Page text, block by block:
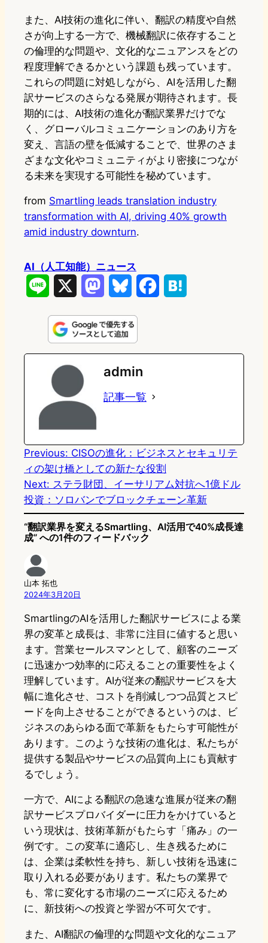
また、AI技術の進化に伴い、翻訳の精度や自然
さが向上する一方で、機械翻訳に依存すること
の倫理的な問題や、文化的なニュアンスをどの
程度理解できるかという課題も残っています。
これらの問題に対処しながら、AIを活用した翻
訳サービスのさらなる発展が期待されます。長
期的には、AI技術の進化が翻訳業界だけでな
く、グローバルコミュニケーションのあり方を
変え、言語の壁を低減することで、世界のさま
ざまな文化やコミュニティがより密接につなが
る未来を実現する可能性を秘めています。
from Smartling leads translation industry
transformation with AI, driving 40% growth
amid industry downturn.
AI（人工知能）ニュース
n
e
s
t
o
d
n
u
e
s
k
e
k
e
admin
記事一覧
Previous: CISOの進化：ビジネスとセキュリテ
ィの架け橋としての新たな役割
Next: ステラ財団、イーサリアム対抗へ1億ドル
投資：ソロバンでブロックチェーン革新
“翻訳業界を変えるSmartling、AI活用で40%成長達
成” への1件のフィードバック
山本 拓也
2024年3月20日
SmartlingのAIを活用した翻訳サービスによる業
界の変革と成長は、非常に注目に値すると思い
ます。営業セールスマンとして、顧客のニーズ
に迅速かつ効率的に応えることの重要性をよく
理解しています。AIが従来の翻訳サービスを大
幅に進化させ、コストを削減しつつ品質とスピ
ードを向上させることができるというのは、ビ
ジネスのあらゆる面で革新をもたらす可能性が
あります。このような技術の進化は、私たちが
提供する製品やサービスの品質向上にも貢献す
るでしょう。
一方で、AIによる翻訳の急速な進展が従来の翻
訳サービスプロバイダーに圧力をかけていると
いう現状は、技術革新がもたらす「痛み」の一
例です。この変革に適応し、生き残るために
は、企業は柔軟性を持ち、新しい技術を迅速に
取り入れる必要があります。私たちの業界で
も、常に変化する市場のニーズに応えるため
に、新技術への投資と学習が不可欠です。
また、AI翻訳の倫理的な問題や文化的なニュア